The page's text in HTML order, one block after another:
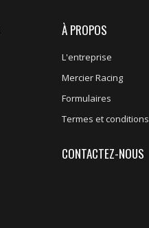
À PROPOS
L'entreprise
Mercier Racing
Formulaires
Termes et conditions
CONTACTEZ-NOUS